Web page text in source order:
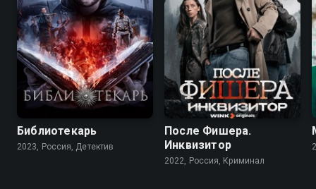
7.5
Библиотекарь
2023, Россия, Детектив
7.9 6.8
После Фишера.
Инквизитор
2022, Россия, Криминал